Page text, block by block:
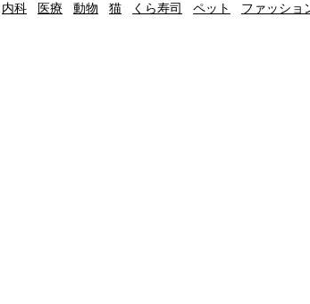
内科 医療 動物 猫 くら寿司 ペット ファッショ